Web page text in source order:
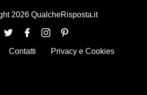
2026 QualcheRisposta.it
Contatti Privacy e Cookies